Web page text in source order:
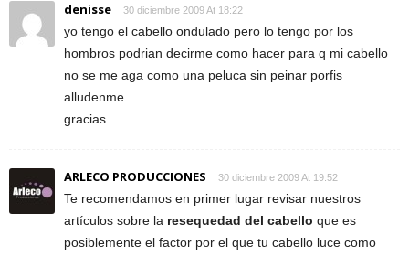
denisse 30 diciembre 2009 At 18:22
yo tengo el cabello ondulado pero lo tengo por los
hombros podrian decirme como hacer para q mi cabello
no se me aga como una peluca sin peinar porfis
alludenme
gracias
ARLECO PRODUCCIONES 30 diciembre 2009 At 19:52
Te recomendamos en primer lugar revisar nuestros
artículos sobre la resequedad del cabello que es
posiblemente el factor por el que tu cabello luce como